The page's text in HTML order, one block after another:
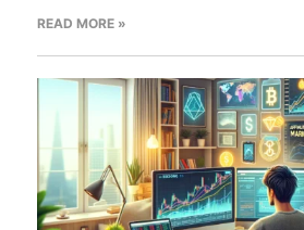
READ MORE »